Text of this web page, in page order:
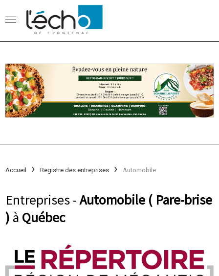
Accueil Registre des entreprises Automobile
Entreprises -Automobile ( Pare-brise
) à Québec